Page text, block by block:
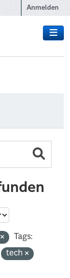
Anmelden
Tags:
tech